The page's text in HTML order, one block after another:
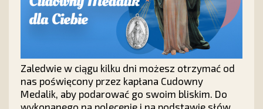
Zaledwie w ciągu kilku dni możesz otrzymać od
nas poświęcony przez kapłana Cudowny
Medalik, aby podarować go swoim bliskim. Do
wykonanego na polecenie i na podstawie słów